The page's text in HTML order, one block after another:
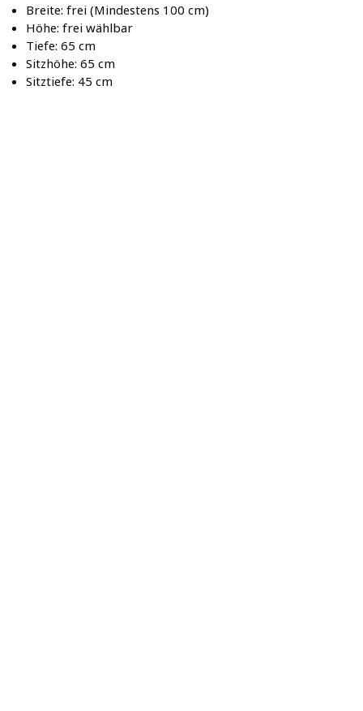
Breite: frei (Mindestens 100 cm)
Höhe: frei wählbar
Tiefe: 65 cm
Sitzhöhe: 65 cm
Sitztiefe: 45 cm